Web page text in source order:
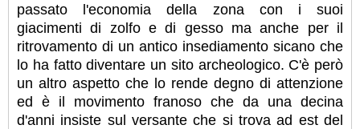
passato l'economia della zona con i suoi
giacimenti di zolfo e di gesso ma anche per il
ritrovamento di un antico insediamento sicano che
lo ha fatto diventare un sito archeologico. C'è però
un altro aspetto che lo rende degno di attenzione
ed è il movimento franoso che da una decina
d'anni insiste sul versante che si trova ad est del